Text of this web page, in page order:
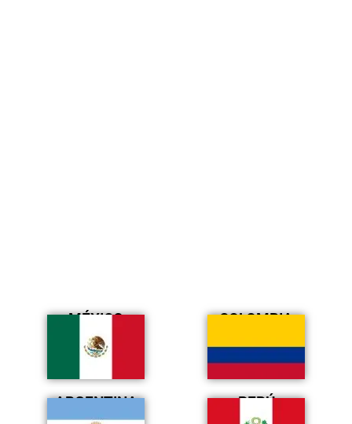
MÉXICO COLOMBIA
ARGENTINA PERÚ